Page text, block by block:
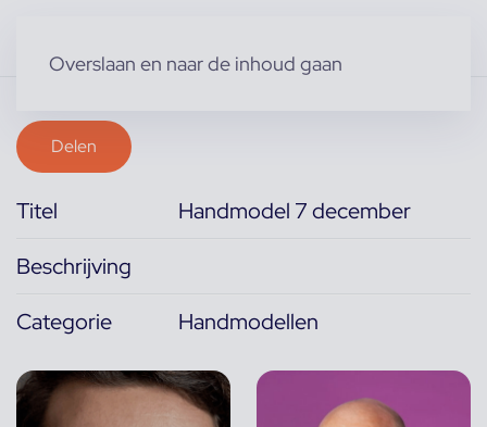
Overslaan en naar de inhoud gaan
Delen
Titel
Handmodel 7 december
Beschrijving
Categorie
Handmodellen